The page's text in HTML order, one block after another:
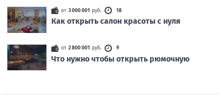
от 3 000 001 руб. 18
Как открыть салон красоты с нуля
от 2 800 001 руб. 9
Что нужно чтобы открыть рюмочную